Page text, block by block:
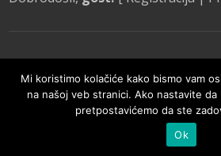
Pravila i
© Oglasi Novi Sad 2020 | Sva
Mi koristimo kolačiće kako bismo vam
na našoj veb stranici. Ako nastavite
pretpostavićemo da ste
Ok